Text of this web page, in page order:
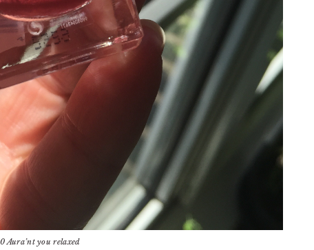
Aura’nt you relaxed